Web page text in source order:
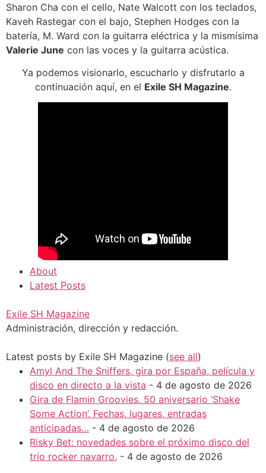
Sharon Cha con el cello, Nate Walcott con los teclados,
Kaveh Rastegar con el bajo, Stephen Hodges con la
batería, M. Ward con la guitarra eléctrica y la mismísima
Valerie June con las voces y la guitarra acústica.
Ya podemos visionarlo, escucharlo y disfrutarlo a
continuación aquí, en el Exile SH Magazine.
About
Latest Posts
Exile SH Magazine
Administración, dirección y redacción.
Latest posts by Exile SH Magazine (see all)
Amyl And The Sniffers, gira por España, película y
disco en directo a la vista - 4 de agosto de 2026
Gira de Flamin Groovies. 50 aniversario ‘Shake
Some Action’. Fechas, lugares, entradas
anticipadas… - 4 de agosto de 2026
Risky Bet: novedades sobre el próximo disco del
trío rocker navarro. - 4 de agosto de 2026